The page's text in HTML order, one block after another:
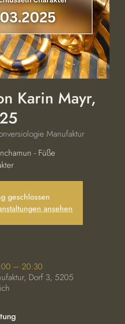
Karin Mayr,
Manufaktur
- Füße
geschlossen
ansehen
– 20:30
Dorf 3, 5205